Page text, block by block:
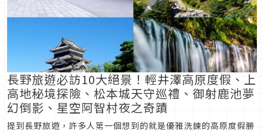
長野旅遊必訪10大絕景！輕井澤高原度假、上
高地秘境探險、松本城天守巡禮、御射鹿池夢
幻倒影、星空阿智村夜之奇蹟
提到長野旅遊，許多人第一個想到的就是優雅洗鍊的高原度假勝